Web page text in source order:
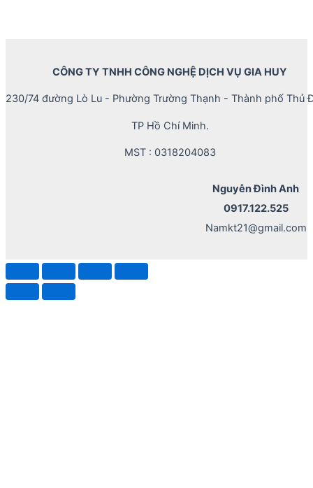
CÔNG TY TNHH CÔNG NGHỆ DỊCH VỤ GIA HUY
230/74 đường Lò Lu - Phường Trường Thạnh - Thành phố Thủ
TP Hồ Chí Minh.
MST : 0318204083
Nguyễn Đình Anh
0917.122.525
Namkt21@gmail.com